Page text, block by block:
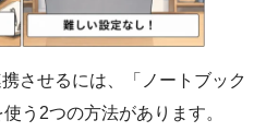
携させるには、「ノートブック
う2つの方法があります。